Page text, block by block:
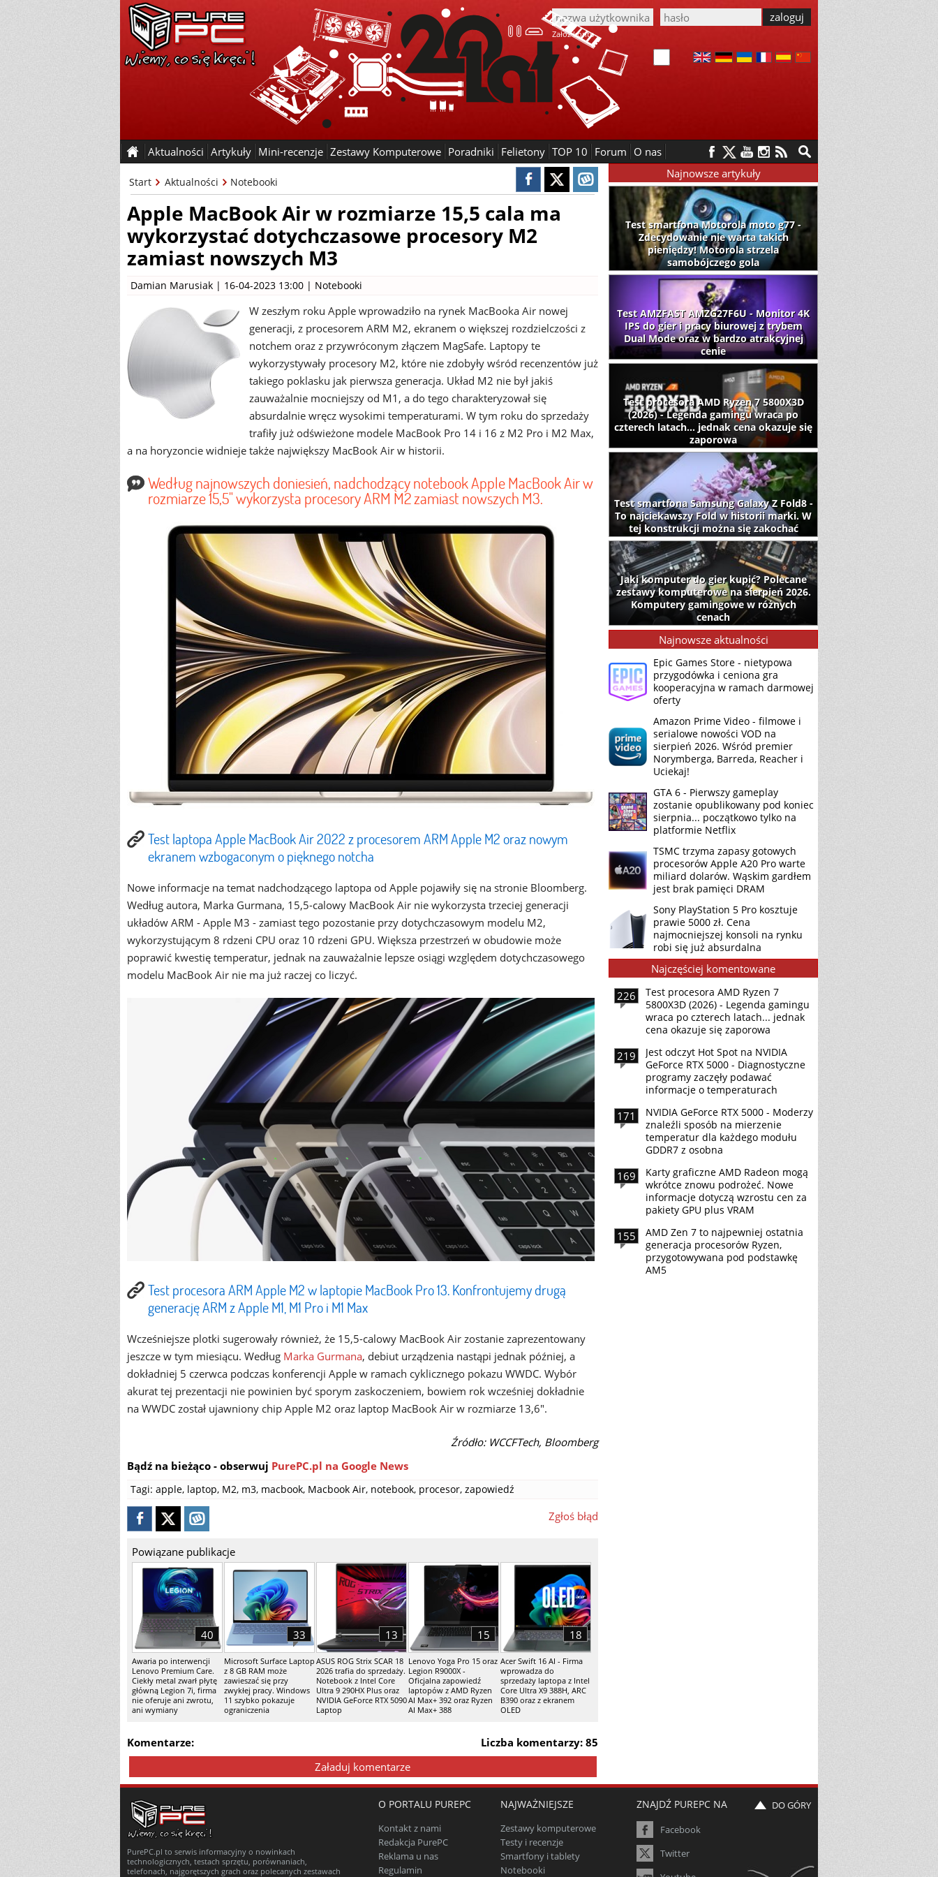
Załóż konto
Aktualności Artykuły Mini-recenzje Zestawy Komputerowe Poradniki Felietony TOP 10 Forum O nas
Start Aktualności Notebooki
Apple MacBook Air w rozmiarze 15,5 cala ma
wykorzystać dotychczasowe procesory M2
zamiast nowszych M3
Damian Marusiak | 16-04-2023 13:00 | Notebooki
W zeszłym roku Apple wprowadziło na rynek MacBooka Air nowej
generacji, z procesorem ARM M2, ekranem o większej rozdzielczości z
notchem oraz z przywróconym złączem MagSafe. Laptopy te
wykorzystywały procesory M2, które nie zdobyły wśród recenzentów już
takiego poklasku jak pierwsza generacja. Układ M2 nie był jakiś
zauważalnie mocniejszy od M1, a do tego charakteryzował się
absurdalnie wręcz wysokimi temperaturami. W tym roku do sprzedaży
trafiły już odświeżone modele MacBook Pro 14 i 16 z M2 Pro i M2 Max,
a na horyzoncie widnieje także największy MacBook Air w historii.
Według najnowszych doniesień, nadchodzący notebook Apple MacBook Air w
rozmiarze 15,5" wykorzysta procesory ARM M2 zamiast nowszych M3.
Test laptopa Apple MacBook Air 2022 z procesorem ARM Apple M2 oraz nowym
ekranem wzbogaconym o pięknego notcha
Nowe informacje na temat nadchodzącego laptopa od Apple pojawiły się na stronie Bloomberg.
Według autora, Marka Gurmana, 15,5-calowy MacBook Air nie wykorzysta trzeciej generacji
układów ARM - Apple M3 - zamiast tego pozostanie przy dotychczasowym modelu M2,
wykorzystującym 8 rdzeni CPU oraz 10 rdzeni GPU. Większa przestrzeń w obudowie może
poprawić kwestię temperatur, jednak na zauważalnie lepsze osiągi względem dotychczasowego
modelu MacBook Air nie ma już raczej co liczyć.
Test procesora ARM Apple M2 w laptopie MacBook Pro 13. Konfrontujemy drugą
generację ARM z Apple M1, M1 Pro i M1 Max
Wcześniejsze plotki sugerowały również, że 15,5-calowy MacBook Air zostanie zaprezentowany
jeszcze w tym miesiącu. Według Marka Gurmana, debiut urządzenia nastąpi jednak później, a
dokładniej 5 czerwca podczas konferencji Apple w ramach cyklicznego pokazu WWDC. Wybór
akurat tej prezentacji nie powinien być sporym zaskoczeniem, bowiem rok wcześniej dokładnie
na WWDC został ujawniony chip Apple M2 oraz laptop MacBook Air w rozmiarze 13,6".
Źródło: WCCFTech, Bloomberg
Bądź na bieżąco - obserwuj PurePC.pl na Google News
Tagi: apple, laptop, M2, m3, macbook, Macbook Air, notebook, procesor, zapowiedź
Zgłoś błąd
Powiązane publikacje
Awaria po interwencji
Lenovo Premium Care.
Ciekły metal zwarł płytę
główną Legion 7i, firma
nie oferuje ani zwrotu,
ani wymiany
40
Microsoft Surface Laptop
z 8 GB RAM może
zawieszać się przy
zwykłej pracy. Windows
11 szybko pokazuje
ograniczenia
33
ASUS ROG Strix SCAR 18
2026 trafia do sprzedaży.
Notebook z Intel Core
Ultra 9 290HX Plus oraz
NVIDIA GeForce RTX 5090
Laptop
13
Lenovo Yoga Pro 15 oraz
Legion R9000X -
Oficjalna zapowiedź
laptopów z AMD Ryzen
AI Max+ 392 oraz Ryzen
AI Max+ 388
15
Acer Swift 16 AI - Firma
wprowadza do
sprzedaży laptopa z Intel
Core Ultra X9 388H, ARC
B390 oraz z ekranem
OLED
18
Liczba komentarzy: 85
Komentarze:
Załaduj komentarze
Najnowsze artykuły
Test smartfona Motorola moto g77 -
Zdecydowanie nie warta takich
pieniędzy! Motorola strzela
samobójczego gola
Test AMZFAST AMZG27F6U - Monitor 4K
IPS do gier i pracy biurowej z trybem
Dual Mode oraz w bardzo atrakcyjnej
cenie
Test procesora AMD Ryzen 7 5800X3D
(2026) - Legenda gamingu wraca po
czterech latach... jednak cena okazuje się
zaporowa
Test smartfona Samsung Galaxy Z Fold8 -
To najciekawszy Fold w historii marki. W
tej konstrukcji można się zakochać
Jaki komputer do gier kupić? Polecane
zestawy komputerowe na sierpień 2026.
Komputery gamingowe w różnych
cenach
Najnowsze aktualności
Epic Games Store - nietypowa
przygodówka i ceniona gra
kooperacyjna w ramach darmowej
oferty
Amazon Prime Video - filmowe i
serialowe nowości VOD na
sierpień 2026. Wśród premier
Norymberga, Barreda, Reacher i
Uciekaj!
GTA 6 - Pierwszy gameplay
zostanie opublikowany pod koniec
sierpnia... początkowo tylko na
platformie Netflix
TSMC trzyma zapasy gotowych
procesorów Apple A20 Pro warte
miliard dolarów. Wąskim gardłem
jest brak pamięci DRAM
Sony PlayStation 5 Pro kosztuje
prawie 5000 zł. Cena
najmocniejszej konsoli na rynku
robi się już absurdalna
Najczęściej komentowane
226
Test procesora AMD Ryzen 7
5800X3D (2026) - Legenda gamingu
wraca po czterech latach... jednak
cena okazuje się zaporowa
219
Jest odczyt Hot Spot na NVIDIA
GeForce RTX 5000 - Diagnostyczne
programy zaczęły podawać
informacje o temperaturach
171
NVIDIA GeForce RTX 5000 - Moderzy
znaleźli sposób na mierzenie
temperatur dla każdego modułu
GDDR7 z osobna
169
Karty graficzne AMD Radeon mogą
wkrótce znowu podrożeć. Nowe
informacje dotyczą wzrostu cen za
pakiety GPU plus VRAM
155
AMD Zen 7 to najpewniej ostatnia
generacja procesorów Ryzen,
przygotowywana pod podstawkę
AM5
PurePC.pl to serwis informacyjny o nowinkach
technologicznych, testach sprzętu, porównaniach,
telefonach, najgorętszych grach oraz polecanych zestawach
O PORTALU PUREPC
Kontakt z nami
Redakcja PurePC
Reklama u nas
Regulamin
NAJWAŻNIEJSZE
Zestawy komputerowe
Testy i recenzje
Smartfony i tablety
Notebooki
ZNAJDŹ PUREPC NA
Facebook
Twitter
DO GÓRY